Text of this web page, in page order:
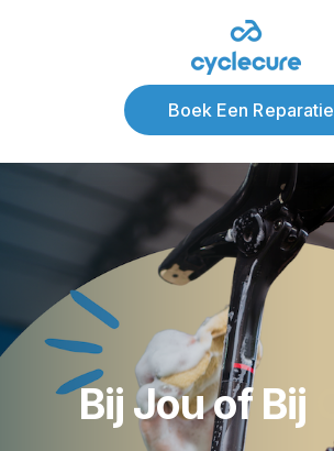
Boek Een Reparatie
Bij Jou of Bij